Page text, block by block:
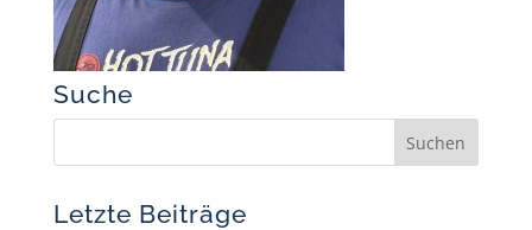
Suche
Letzte Beiträge